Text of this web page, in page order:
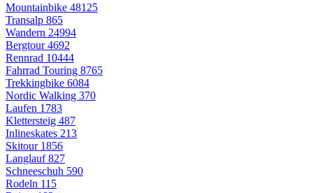
Mountainbike 48125
Transalp 865
Wandern 24994
Bergtour4692
Rennrad 10444
Fahrrad Touring 8765
Trekkingbike 6084
Nordic Walking 370
Laufen 1783
Klettersteig 487
Inlineskates 213
Skitour 1856
Langlauf827
Schneeschuh 590
Rodeln 115